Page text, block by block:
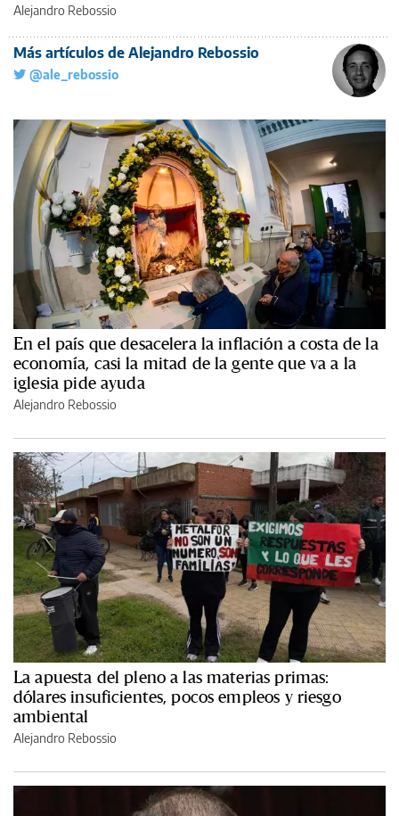
Alejandro Rebossio
Más artículos de Alejandro Rebossio
@ale_rebossio
En el país que desacelera la inflación a costa de la
economía, casi la mitad de la gente que va a la
iglesia pide ayuda
Alejandro Rebossio
La apuesta del pleno a las materias primas:
dólares insuficientes, pocos empleos y riesgo
ambiental
Alejandro Rebossio